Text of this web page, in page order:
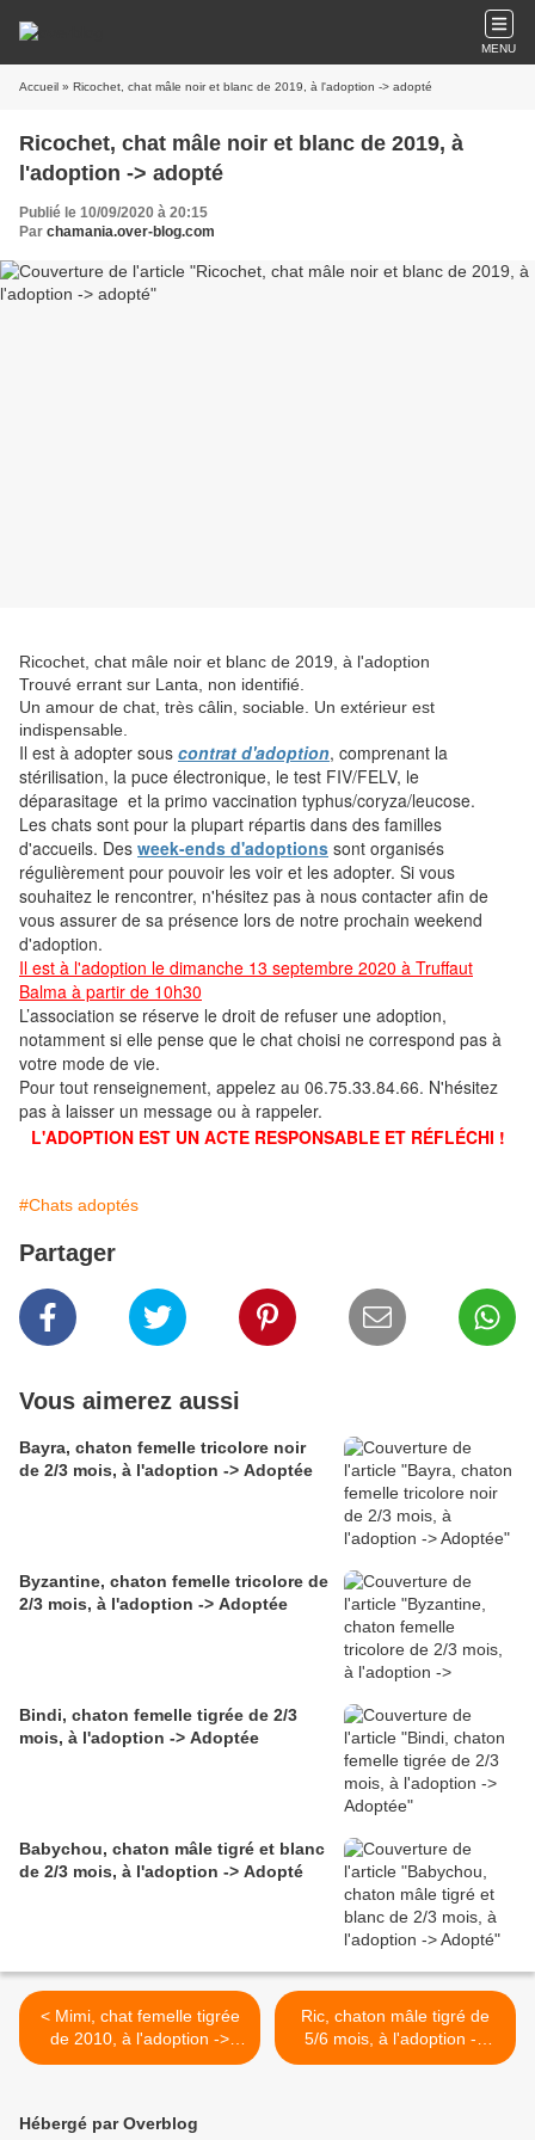
MENU
Accueil » Ricochet, chat mâle noir et blanc de 2019, à l'adoption -> adopté
Ricochet, chat mâle noir et blanc de 2019, à
l'adoption -> adopté
Publié le 10/09/2020 à 20:15
Par chamania.over-blog.com
Ricochet, chat mâle noir et blanc de 2019, à l'adoption
Trouvé errant sur Lanta, non identifié.
Un amour de chat, très câlin, sociable. Un extérieur est
indispensable.
Il est à adopter sous contrat d'adoption, comprenant la
stérilisation, la puce électronique, le test FIV/FELV, le
déparasitage et la primo vaccination typhus/coryza/leucose.
Les chats sont pour la plupart répartis dans des familles
d'accueils. Des week-ends d'adoptions sont organisés
régulièrement pour pouvoir les voir et les adopter. Si vous
souhaitez le rencontrer, n'hésitez pas à nous contacter afin de
vous assurer de sa présence lors de notre prochain weekend
d'adoption.
Il est à l'adoption le dimanche 13 septembre 2020 à Truffaut
Balma à partir de 10h30
L’association se réserve le droit de refuser une adoption,
notamment si elle pense que le chat choisi ne correspond pas à
votre mode de vie.
Pour tout renseignement, appelez au 06.75.33.84.66. N'hésitez
pas à laisser un message ou à rappeler.
L'ADOPTION EST UN ACTE RESPONSABLE ET RÉFLÉCHI !
#Chats adoptés
Partager
Vous aimerez aussi
Bayra, chaton femelle tricolore noir
de 2/3 mois, à l'adoption -> Adoptée
Byzantine, chaton femelle tricolore de
2/3 mois, à l'adoption -> Adoptée
Bindi, chaton femelle tigrée de 2/3
mois, à l'adoption -> Adoptée
Babychou, chaton mâle tigré et blanc
de 2/3 mois, à l'adoption -> Adopté
< Mimi, chat femelle tigrée
de 2010, à l'adoption ->
adoptée
Ric, chaton mâle tigré de
5/6 mois, à l'adoption ->
adopté >
Hébergé par Overblog